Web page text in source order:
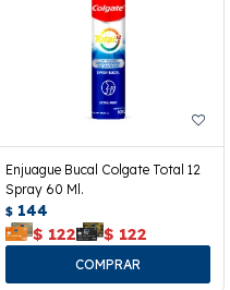
Enjuague Bucal Colgate Total 12
Spray 60 Ml.
$ 144
$ 122 $ 122